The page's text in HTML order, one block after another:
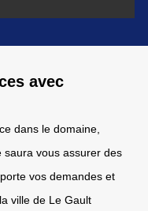
avec
dans le domaine,
saura vous assurer des
vos demandes et
ville de Le Gault